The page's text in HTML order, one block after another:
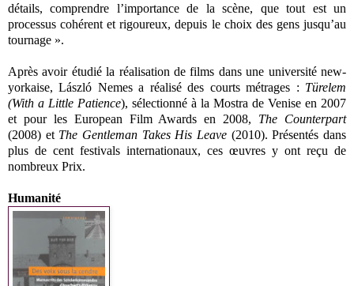
détails, comprendre l’importance de la scène, que tout est un
processus cohérent et rigoureux, depuis le choix des gens jusqu’au
tournage ».
Après avoir étudié la réalisation de films dans une université new-
yorkaise, László Nemes a réalisé des courts métrages : Türelem
(With a Little Patience), sélectionné à la Mostra de Venise en 2007
et pour les European Film Awards en 2008, The Counterpart
(2008) et The Gentleman Takes His Leave (2010). Présentés dans
plus de cent festivals internationaux, ces œuvres y ont reçu de
nombreux Prix.
Humanité